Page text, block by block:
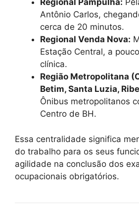
Regional Pampulha:
Antônio Carlos,
cerca de 20 minutos.
Regional Venda Nova:
Estação Central, a
clínica.
Região Metropolitana
Betim, Santa Luzia,
Ônibus metropolitanos
Centro de BH.
Essa centralidade significa
do trabalho para os seus
agilidade na conclusão dos
ocupacionais obrigatórios.